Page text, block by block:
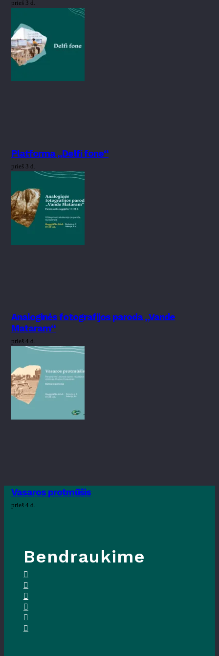
prieš 3 d.
Platforma „Delfi fone“
prieš 3 d.
Analoginės fotografijos paroda „Vande
Mataram“
prieš 4 d.
Vasaros protmūšis
prieš 4 d.
Bendraukime